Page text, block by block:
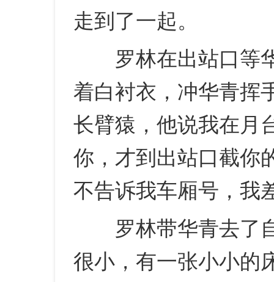
走到了一起。
罗林在出站口等华
着白衬衣，冲华青挥
长臂猿，他说我在月
你，才到出站口截你
不告诉我车厢号，我
罗林带华青去了自
很小，有一张小小的